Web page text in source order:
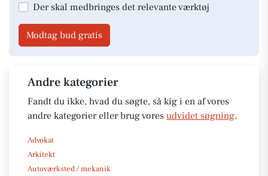
Der skal medbringes det relevante værktøj
Modtag bud gratis
Andre kategorier
Fandt du ikke, hvad du søgte, så kig i en af vores
andre kategorier eller brug vores udvidet søgning.
Advokat
Arkitekt
Autoværksted / mekanik